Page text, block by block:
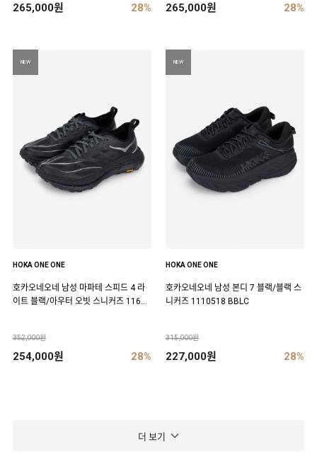
265,000원 28% 265,000원 28%
NEW
HOKA ONE ONE
호카오네오네 남성 마파테 스피드 4 라
이트 블랙/아우터 오빗 스니커즈 11684
352,000원
254,000원 28%
NEW
HOKA ONE ONE
호카오네오네 남성 본디 7 블랙/블랙 스
니커즈 1110518 BBLC
315,000원
227,000원 28%
더 보기